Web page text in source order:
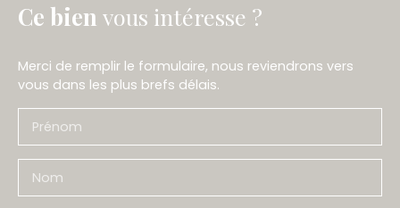
Ce bien vous intéresse ?
Merci de remplir le formulaire, nous reviendrons vers
vous dans les plus brefs délais.
Prénom
Nom